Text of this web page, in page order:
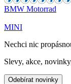
BMW Motorrad
MINI
Nechci nic
Slevy, akce,
Odebírat novinky